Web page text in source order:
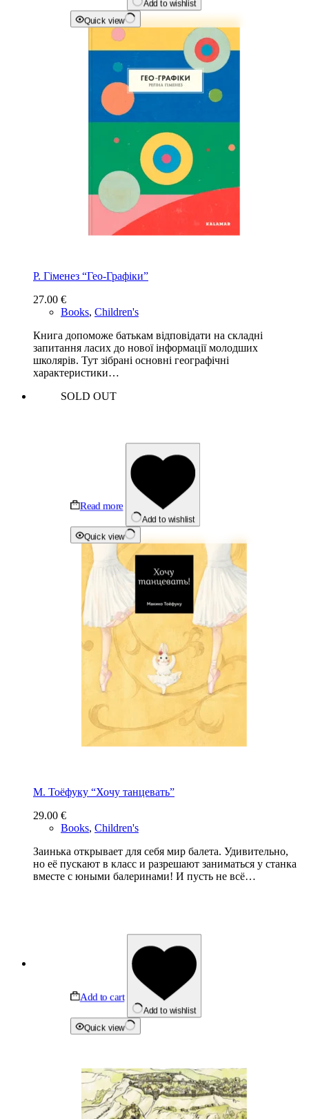
Add to wishlist
Quick view
Р. Гіменез “Гео-Графіки”
27.00 €
Books, Children's
Книга допоможе батькам відповідати на складні
запитання ласих до нової інформації молодших
школярів. Тут зібрані основні географічні
характеристики…
SOLD OUT
Read more
Add to wishlist
Quick view
М. Тоёфуку “Хочу танцевать”
29.00 €
Books, Children's
Заинька открывает для себя мир балета. Удивительно,
но её пускают в класс и разрешают заниматься у станка
вместе с юными балеринами! И пусть не всё…
Add to cart
Add to wishlist
Quick view